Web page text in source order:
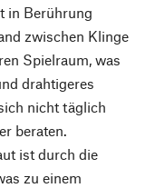
in Berührung
zwischen Klinge
Spielraum, was
drahtigeres
nicht täglich
beraten.
ist durch die
zu einem